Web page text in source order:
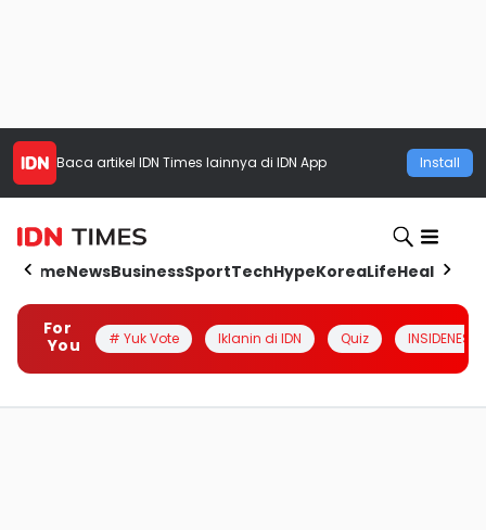
Baca artikel IDN Times lainnya di IDN App Install
HomeNewsBusinessSportTechHypeKoreaLifeHealth
For
You
# Yuk Vote Iklanin di IDN Quiz INSIDENESIA